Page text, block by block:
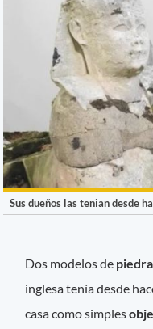
Sus dueños las tenian desde
Dos modelos de
inglesa tenía desde
casa como simples